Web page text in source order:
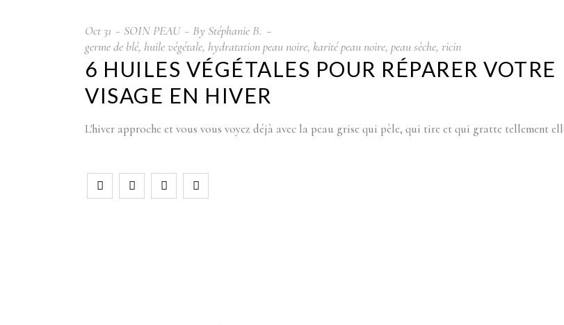
Oct 31 SOIN PEAU By Stéphanie B.
germe de blé, huile végétale, hydratation peau noire, karité peau noire, peau sèche, ricin
6 HUILES VÉGÉTALES POUR RÉPARER VOTRE
VISAGE EN HIVER
L'hiver approche et vous vous voyez déjà avec la peau grise qui pèle, qui tire et qui gratte tellement